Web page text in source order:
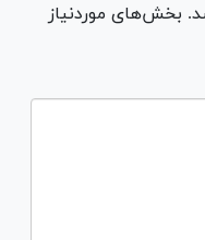
بخش‌های موردنیاز